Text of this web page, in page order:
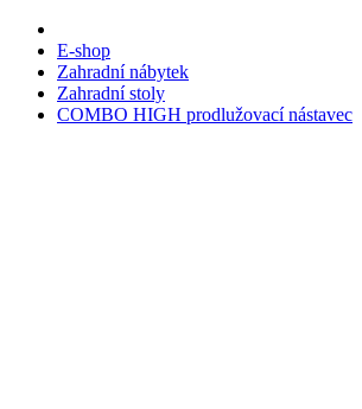
E-shop
Zahradní nábytek
Zahradní stoly
COMBO HIGH prodlužovací nástavec